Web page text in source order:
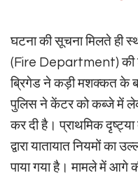
घटना की सूचना मिलते ही
(Fire Department) की
ब्रिगेड ने कड़ी मशक्कत के
पुलिस ने केंटर को कब्जे में
कर दी है। प्राथमिक
द्वारा यातायात नियमों का
पाया गया है। मामले में आगे